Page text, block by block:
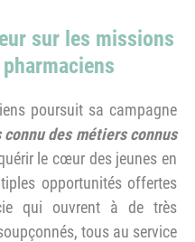
sur les missions
poursuit sa campagne
des métiers connus
le cœur des jeunes en
opportunités offertes
qui ouvrent à de très
tous au service